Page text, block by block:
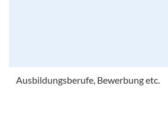
Ausbildungsberufe, Bewerbung etc.